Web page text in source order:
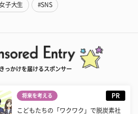
子大生 #SNS
っかけを届けるスポンサー
将来を考える PR
こどもたちの「ワクワク」で脱炭素社